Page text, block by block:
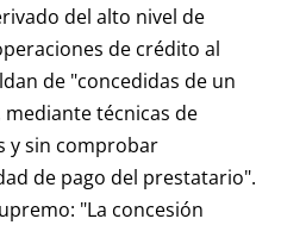
del alto nivel de
de crédito al
de "concedidas de un
mediante técnicas de
y sin comprobar
de pago del prestatario".
"La concesión